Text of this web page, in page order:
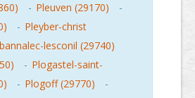
- Pleuven (29170)
-
- Pleyber-christ
lesconil (29740)
- Plogastel-saint-
- Plogoff (29770)
-